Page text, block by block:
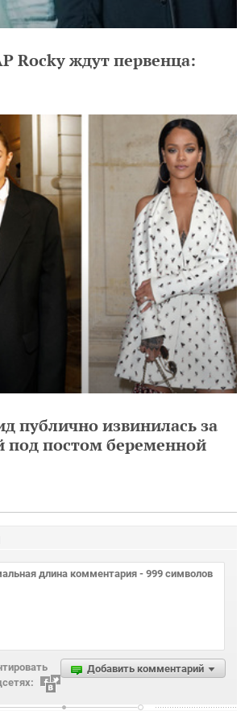
Rocky ждут первенца:
публично извинилась за
под постом беременной
Добавить комментарий